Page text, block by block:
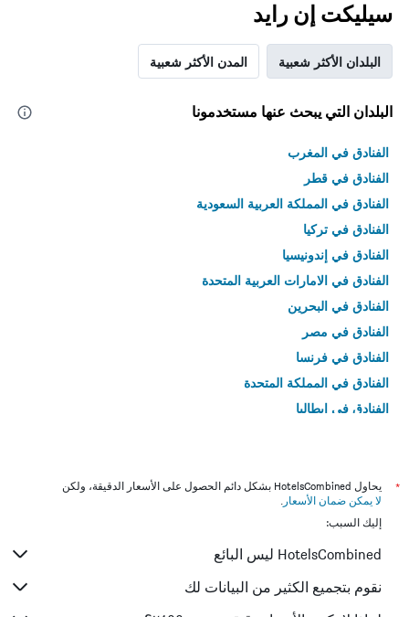
سيليكت إن رايد
البلدان الأكثر شعبية المدن الأكثر شعبية
البلدان التي يبحث عنها مستخدمونا
الفنادق في المغرب
الفنادق في قطر
الفنادق في المملكة العربية السعودية
الفنادق في تركيا
الفنادق في إندونيسيا
الفنادق في الامارات العربية المتحدة
الفنادق في البحرين
الفنادق في مصر
الفنادق في فرنسا
الفنادق في المملكة المتحدة
الفنادق في إيطاليا
*
يحاول HotelsCombined بشكل دائم الحصول على الأسعار الدقيقة، ولكن
لا يمكن ضمان الأسعار .
إليك السبب:
HotelsCombined ليس البائع
نقوم بتجميع الكثير من البيانات لك